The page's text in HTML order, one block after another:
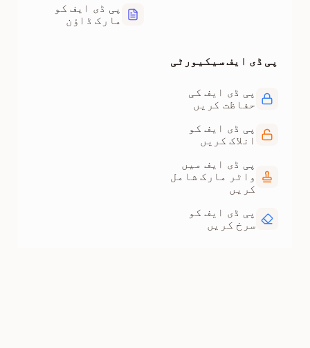
پی ڈی ایف کو
مارک ڈاؤن
پی ڈی ایف سیکیورٹی
پی ڈی ایف کی
حفاظت کریں
پی ڈی ایف کو
انلاک کریں
پی ڈی ایف میں
واٹر مارک شامل
کریں
پی ڈی ایف کو
سرخ کریں